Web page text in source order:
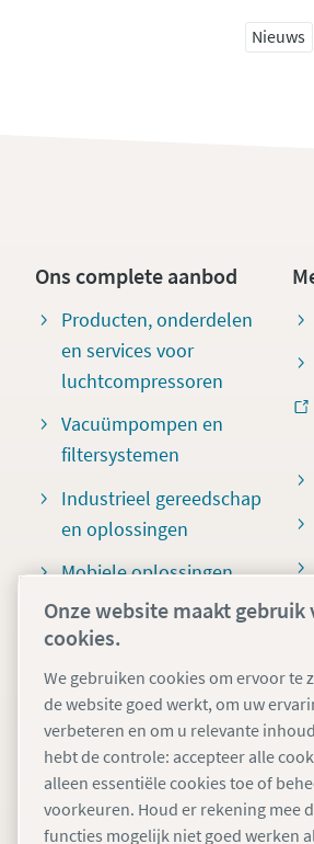
Nieuws
Ons complete aanbod
Producten, onderdelen
en services voor
luchtcompressoren
Vacuümpompen en
filtersystemen
Industrieel gereedschap
en oplossingen
Mobiele oplossingen
voor zware
toepassingen
24/7 Verhuur
Onze website maakt gebruik
cookies.
We gebruiken cookies om ervoor te
de website goed werkt, om uw
verbeteren en om u relevante
hebt de controle: accepteer alle
alleen essentiële cookies toe of
voorkeuren. Houd er rekening mee
functies mogelijk niet goed werken